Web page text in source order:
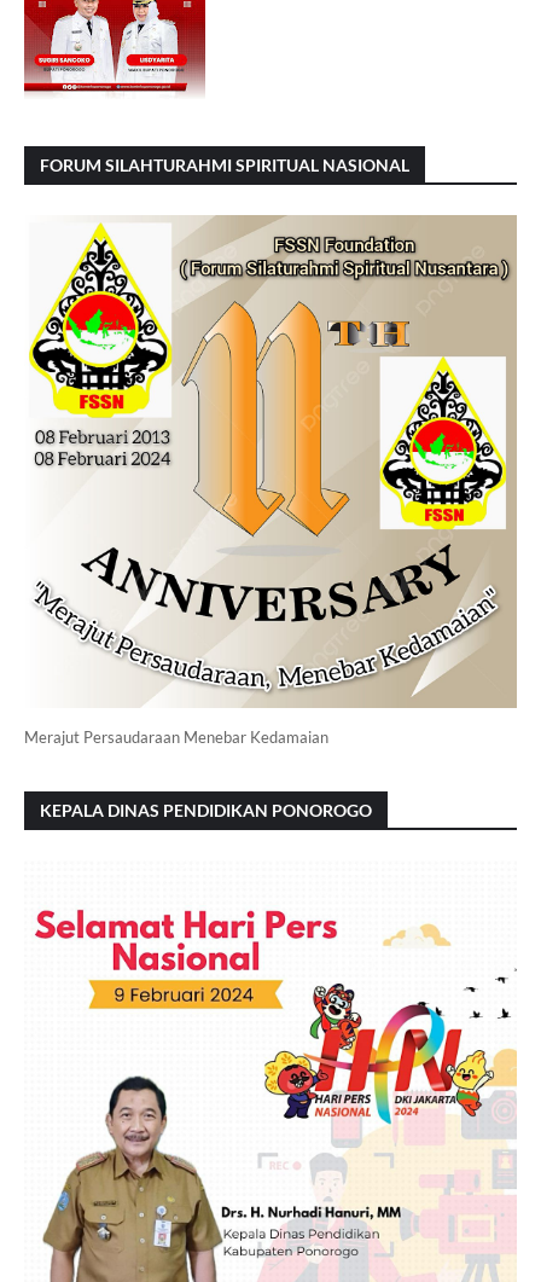
FORUM SILAHTURAHMI SPIRITUAL NASIONAL
Merajut Persaudaraan Menebar Kedamaian
KEPALA DINAS PENDIDIKAN PONOROGO